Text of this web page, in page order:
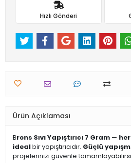
Hızlı Gönderi
Ürün Açıklaması
Brons Sıvı Yapıştırıcı 7 Gram —
idealbir yapıştırıcıdır. Güçlü
projelerinizi güvenle